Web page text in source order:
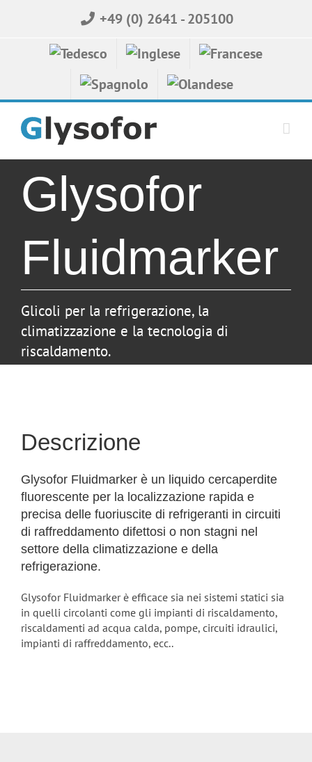
+49 (0) 2641 - 205100
Glysofor
Fluidmarker
Glicoli per la refrigerazione, la
climatizzazione e la tecnologia di
riscaldamento.
Descrizione
Glysofor Fluidmarker è un liquido cercaperdite
fluorescente per la localizzazione rapida e
precisa delle fuoriuscite di refrigeranti in circuiti
di raffreddamento difettosi o non stagni nel
settore della climatizzazione e della
refrigerazione.
Glysofor Fluidmarker è efficace sia nei sistemi statici sia
in quelli circolanti come gli impianti di riscaldamento,
riscaldamenti ad acqua calda, pompe, circuiti idraulici,
impianti di raffreddamento, ecc..